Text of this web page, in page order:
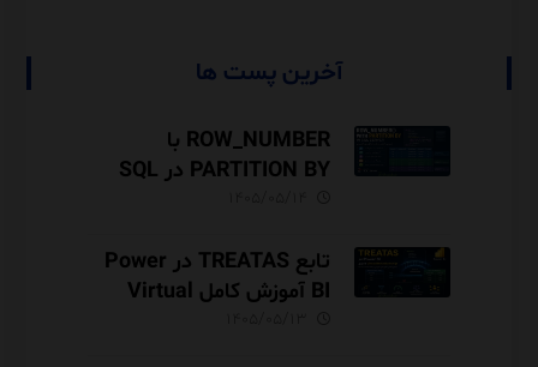
آخرین پست ها
ROW_NUMBER با
PARTITION BY در SQL
تابع TREATAS در Power
BI آموزش کامل Virtual